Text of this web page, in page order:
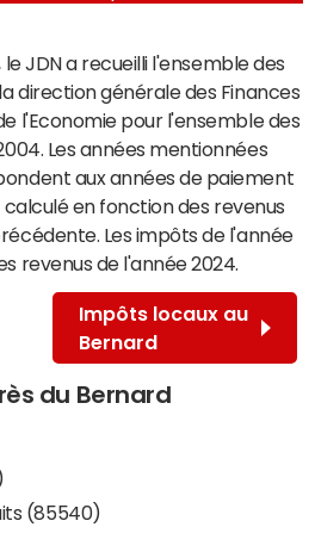
JDN a recueilli l'ensemble des
direction générale des Finances
l'Economie pour l'ensemble des
Les années mentionnées
aux années de paiement
en fonction des revenus
Les impôts de l'année
revenus de l'année 2024.
Impôts locaux au
Bernard
du Bernard
(85540)